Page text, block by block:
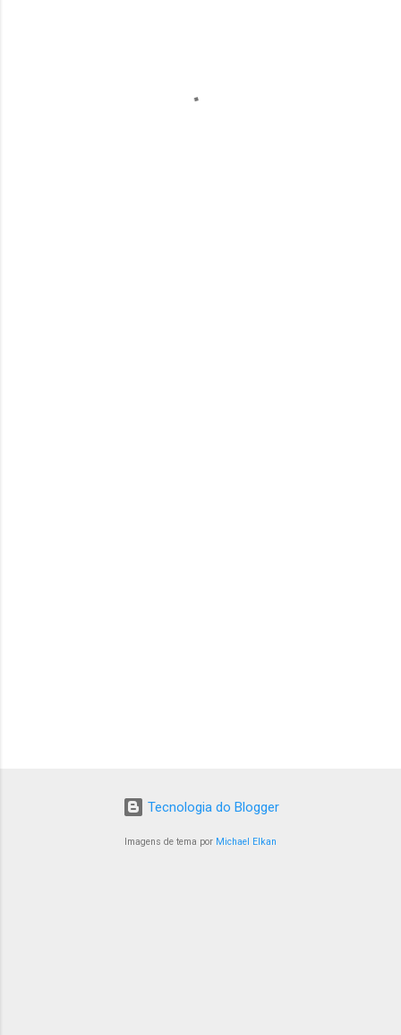
Tecnologia do Blogger
Imagens de tema por Michael Elkan